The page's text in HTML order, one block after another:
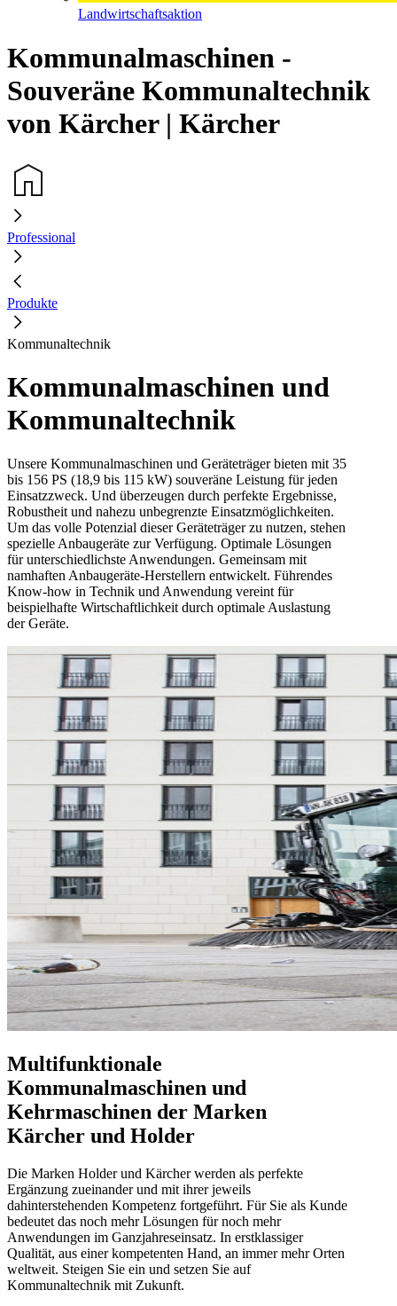
Landwirtschaftsaktion
Kommunalmaschinen -
Souveräne Kommunaltechnik
von Kärcher | Kärcher
Professional
Produkte
Kommunaltechnik
Kommunalmaschinen und
Kommunaltechnik
Unsere Kommunalmaschinen und Geräteträger bieten mit 35
bis 156 PS (18,9 bis 115 kW) souveräne Leistung für jeden
Einsatzzweck. Und überzeugen durch perfekte Ergebnisse,
Robustheit und nahezu unbegrenzte Einsatzmöglichkeiten.
Um das volle Potenzial dieser Geräteträger zu nutzen, stehen
spezielle Anbaugeräte zur Verfügung. Optimale Lösungen
für unterschiedlichste Anwendungen. Gemeinsam mit
namhaften Anbaugeräte-Herstellern entwickelt. Führendes
Know-how in Technik und Anwendung vereint für
beispielhafte Wirtschaftlichkeit durch optimale Auslastung
der Geräte.
Multifunktionale
Kommunalmaschinen und
Kehrmaschinen der Marken
Kärcher und Holder
Die Marken Holder und Kärcher werden als perfekte
Ergänzung zueinander und mit ihrer jeweils
dahinterstehenden Kompetenz fortgeführt. Für Sie als Kunde
bedeutet das noch mehr Lösungen für noch mehr
Anwendungen im Ganzjahreseinsatz. In erstklassiger
Qualität, aus einer kompetenten Hand, an immer mehr Orten
weltweit. Steigen Sie ein und setzen Sie auf
Kommunaltechnik mit Zukunft.